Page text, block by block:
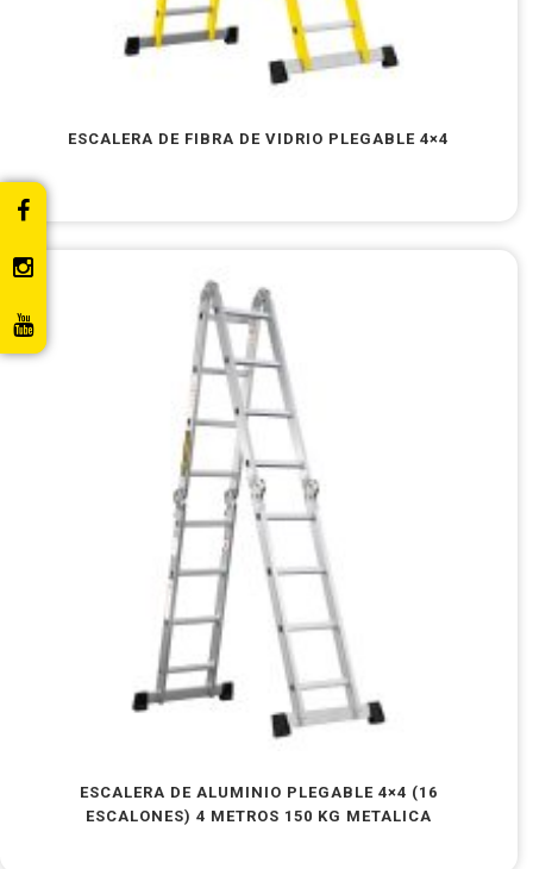
ESCALERA DE FIBRA DE VIDRIO PLEGABLE 4×4
ESCALERA DE ALUMINIO PLEGABLE 4×4 (16
ESCALONES) 4 METROS 150 KG METALICA